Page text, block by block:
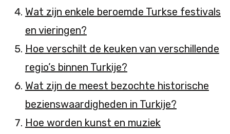
Wat zijn enkele beroemde Turkse festivals
en vieringen?
Hoe verschilt de keuken van verschillende
regio’s binnen Turkije?
Wat zijn de meest bezochte historische
bezienswaardigheden in Turkije?
Hoe worden kunst en muziek